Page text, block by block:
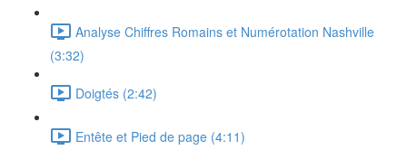
Analyse Chiffres Romains et Numérotation Nashville
(3:32)
Doigtés (2:42)
Entête et Pied de page (4:11)